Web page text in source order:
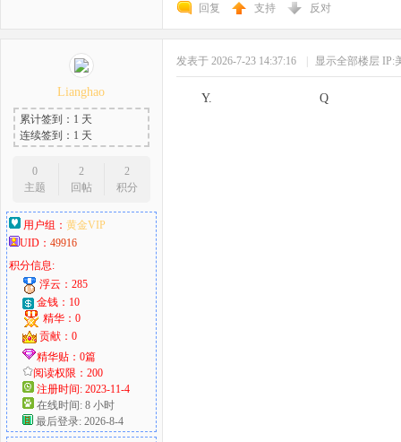
回复 支持 反对
Lianghao
累计签到：1 天
连续签到：1 天
0
主题
2
回帖
2
积分
用户组： 黄金VIP
UID： 49916
积分信息:
浮云：285
金钱：10
精华：0
贡献：0
精华贴：0篇
阅读权限：200
注册时间: 2023-11-4
在线时间: 8 小时
最后登录: 2026-8-4
发表于 2026-7-23 14:37:16 显示全部楼层 IP:
Y. Q